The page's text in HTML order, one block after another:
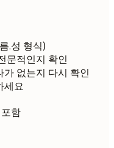
.성 형식)
문적인지 확인
없는지 다시 확인
세요
함